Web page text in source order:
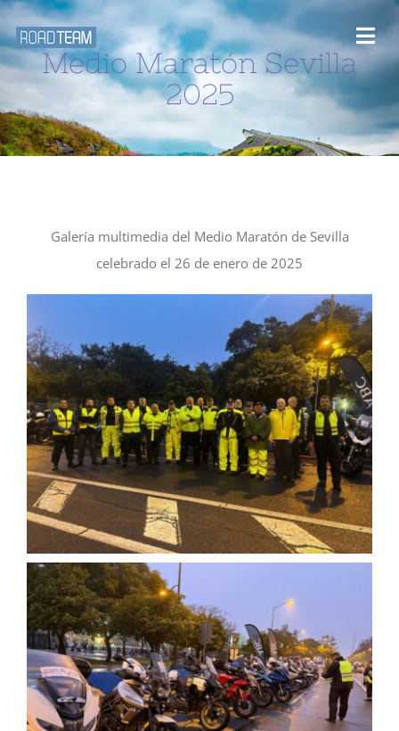
Saltar
al
contenido
Inicio
Galería Multimedia
Sobre nosotros
Lista de entidades
Contacto
Medio Maratón Sevilla
2025
Galería multimedia del Medio Maratón de Sevilla
celebrado el 26 de enero de 2025